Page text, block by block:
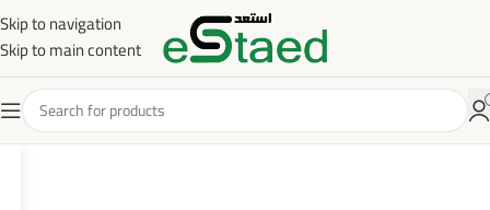
Skip to navigation
Skip to main content